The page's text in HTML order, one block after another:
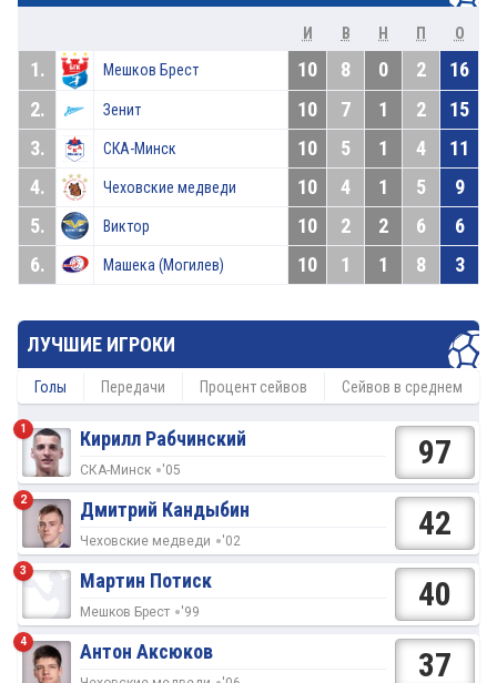
И В Н П О
1. Мешков Брест 10 8 0 2
16
2.
Зенит 10 7 1 2
15
3.
СКА-Минск 10 5 1 4
11
4.
Чеховские медведи 10 4 1 5
9
5.
Виктор 10 2 2 6
6
6.
Машека (Могилев) 10 1 1 8 3
ЛУЧШИЕ ИГРОКИ
Голы Передачи Процент сейвов Сейвов в среднем
1 Кирилл Рабчинский
СКА-Минск '05 97
2 Дмитрий Кандыбин
Чеховские медведи '02 42
3 Мартин Потиск
Мешков Брест '99 40
4 Антон Аксюков 37